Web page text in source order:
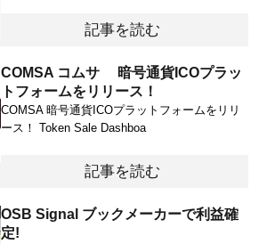
記事を読む
COMSA コムサ 暗号通貨ICOプラッ
トフォームをリリース！
COMSA 暗号通貨ICOプラットフォームをリリ
ース！ Token Sale Dashboa
記事を読む
OSB Signal ブックメーカーで利益確
定!